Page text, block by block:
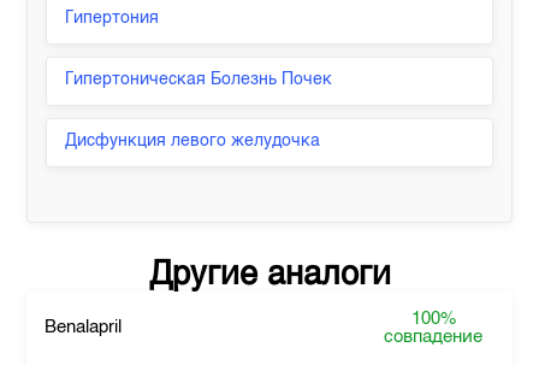
Гипертония
Гипертоническая Болезнь Почек
Дисфункция левого желудочка
Другие аналоги
Benalapril
100%
совпадение